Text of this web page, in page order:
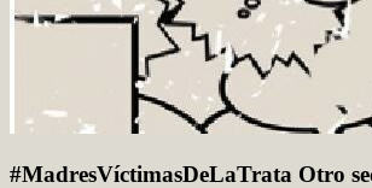
#MadresVíctimasDeLaTrata Otro